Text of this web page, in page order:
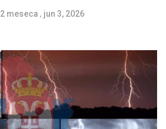
2 meseca , jun 3, 2026